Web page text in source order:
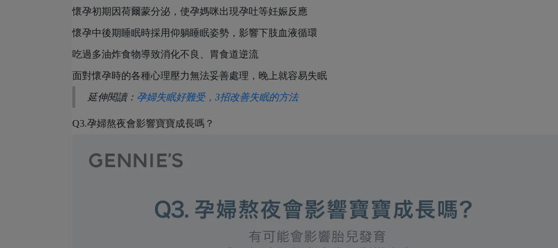
懷孕初期因荷爾蒙分泌，使孕媽咪出現孕吐等妊娠反應
懷孕中後期睡眠時採用仰躺睡眠姿勢，影響下肢血液循環
吃過多油炸食物導致消化不良、胃食道逆流
面對懷孕時的各種心理壓力無法妥善處理，晚上就容易失眠
延伸閱讀： 孕婦失眠好難受，3招改善失眠的方法
Q3.孕婦熬夜會影響寶寶成長嗎？